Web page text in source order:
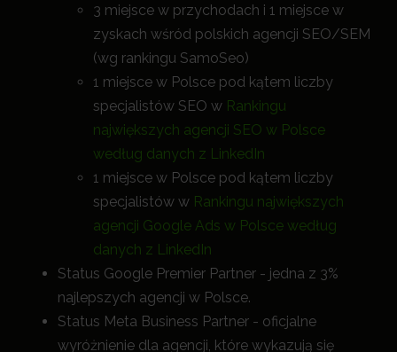
3 miejsce w przychodach i 1 miejsce w
zyskach wśród polskich agencji SEO/SEM
(wg rankingu SamoSeo)
1 miejsce w Polsce pod kątem liczby
specjalistów SEO w Rankingu
największych agencji SEO w Polsce
według danych z LinkedIn
1 miejsce w Polsce pod kątem liczby
specjalistów w Rankingu największych
agencji Google Ads w Polsce według
danych z LinkedIn
Status Google Premier Partner - jedna z 3%
najlepszych agencji w Polsce.
Status Meta Business Partner - oficjalne
wyróżnienie dla agencji, które wykazują się